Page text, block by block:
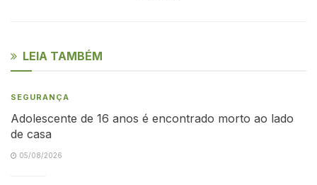
LEIA TAMBÉM
SEGURANÇA
Adolescente de 16 anos é encontrado morto ao lado
de casa
05/08/2026